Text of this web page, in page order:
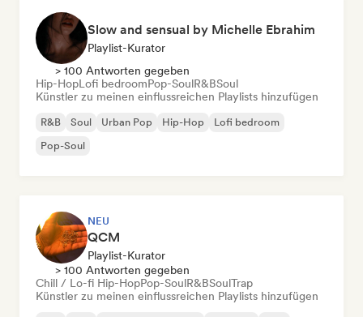
Slow and sensual by Michelle Ebrahim
Playlist-Kurator
> 100 Antworten gegeben
Hip-HopLofi bedroomPop-SoulR&BSoul
Künstler zu meinen einflussreichen Playlists hinzufügen
R&B Soul Urban Pop Hip-Hop
Lofi bedroom
Pop-Soul
NEU
QCM
Playlist-Kurator
> 100 Antworten gegeben
Chill / Lo-fi Hip-HopPop-SoulR&BSoulTrap
Künstler zu meinen einflussreichen Playlists hinzufügen